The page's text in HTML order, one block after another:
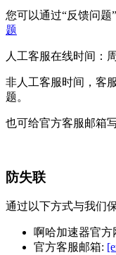
您可以通过“反馈问题
题
人工客服在线时间：
非人工客服时间，客
题。
也可给官方客服邮箱
防失联
通过以下方式与我们
啊哈加速器官方
官方客服邮箱: